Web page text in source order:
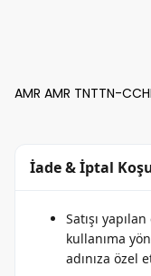
AMR AMR TNTTN-
İade & İptal
Satışı
kullanıma
adınıza özel